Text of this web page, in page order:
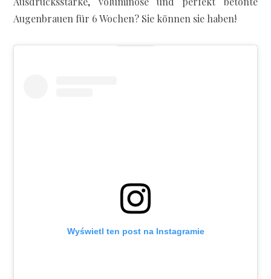
Augenbrauen für 6 Wochen? Sie können sie haben!
Wyświetl ten post na Instagramie